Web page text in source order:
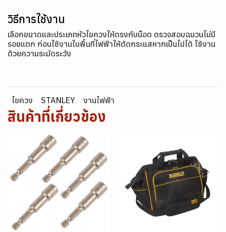
วิธีการใช้งาน
เลือกขนาดและประเภทหัวไขควงให้ตรงกับน็อต ตรวจสอบฉนวนไม่มี
รอยแตก ก่อนใช้งานในพื้นที่ไฟฟ้าให้ตัดกระแสหากเป็นไปได้ ใช้งาน
ด้วยความระมัดระวัง
ไขควง STANLEY งานไฟฟ้า
สินค้าที่เกี่ยวข้อง